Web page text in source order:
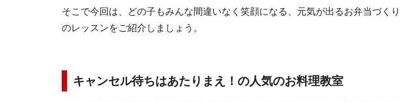
そこで今回は、どの子もみんな間違いなく笑顔になる、元気が出るお弁当づくり
のレッスンをご紹介しましょう。
キャンセル待ちはあたりまえ！の人気のお料理教室